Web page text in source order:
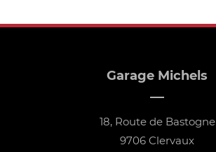
Garage Michels
18, Route de Bastogne
9706 Clervaux